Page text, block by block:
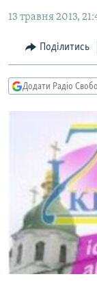
основної
навігації
Перейти
до
пошуку
ЕКОНОМІКА
СУСПІЛЬСТВО
РОСІЙСЬКА
ДОНБАС.РЕАЛІЇ
ТИ ЯК?
МУЛЬТИМЕДІА
ФОТО
СПЕЦПРОЄКТИ
ПОДКАСТИ
13 травня 2013,
Поділитись
Додати Радіо